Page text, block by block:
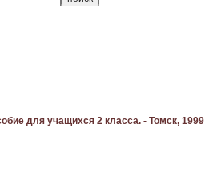
для учащихся 2 класса. - Томск, 1999